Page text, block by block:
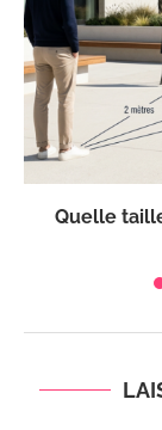
Quelle